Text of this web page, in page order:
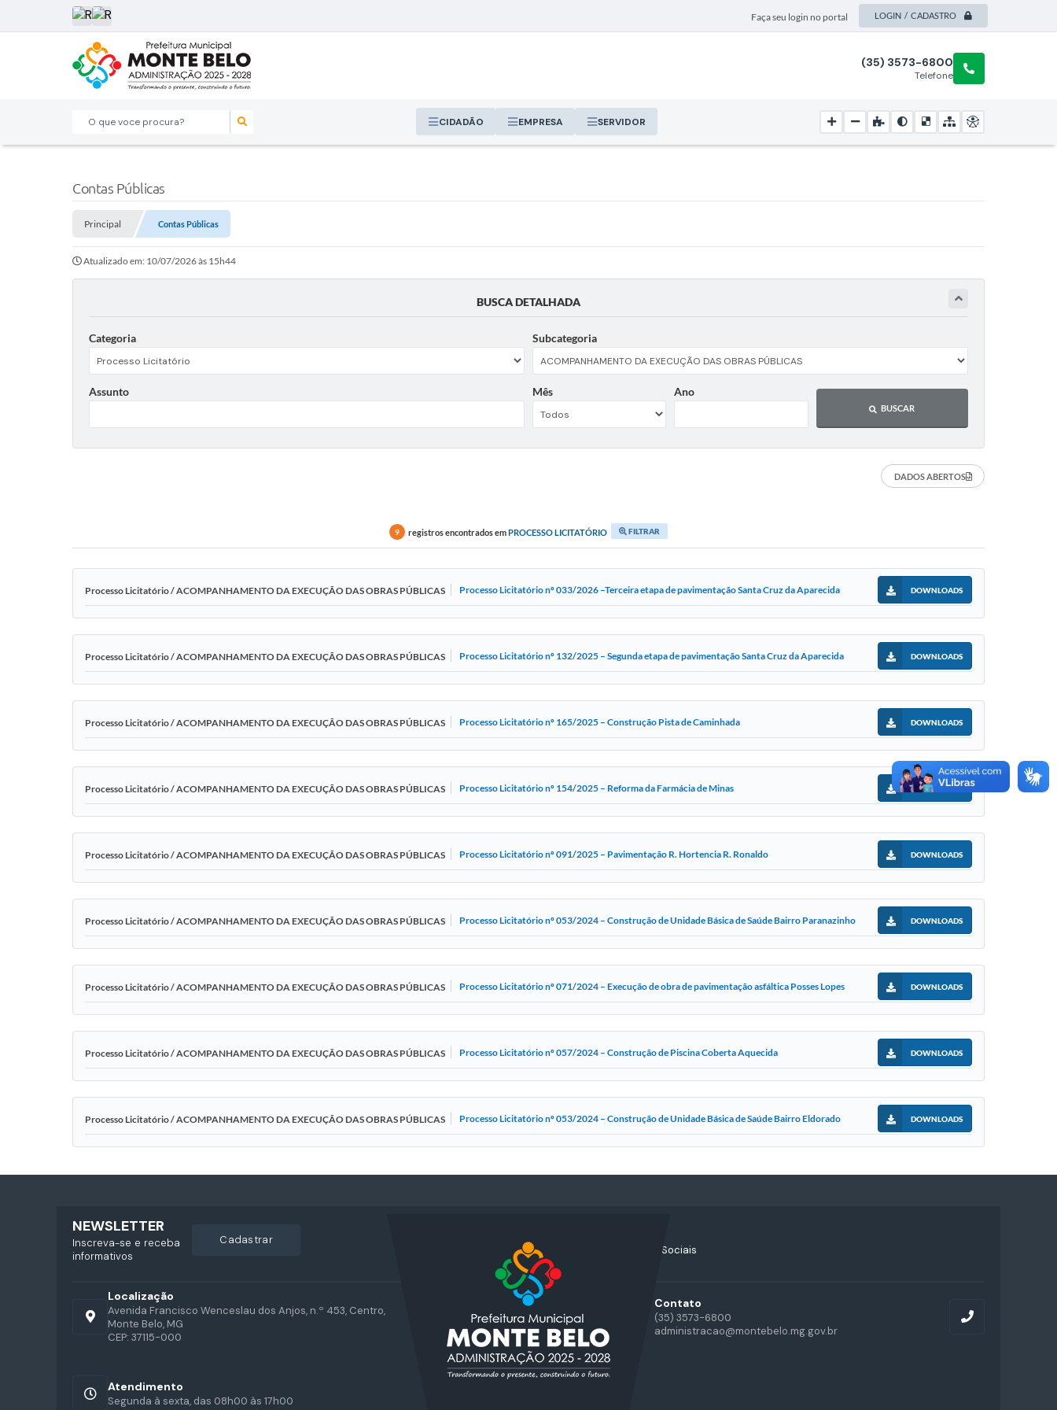
Faça seu login no portal LOGIN / CADASTRO
O que voce procura? CIDADÃO EMPRESA SERVIDOR
Telefone
(35) 3573-6800
Contas Públicas
Principal Contas Públicas
Atualizado em: 10/07/2026 às 15h44
BUSCA DETALHADA
Categoria Subcategoria
Assunto Mês Ano
BUSCAR
DADOS ABERTOS
9 registros encontrados emPROCESSO LICITATÓRIO FILTRAR
Processo Licitatório / ACOMPANHAMENTO DA EXECUÇÃO DAS OBRAS PÚBLICAS Processo Licitatório nº 033/2026 –Terceira etapa de pavimentação Santa Cruz da Aparecida DOWNLOADS
Processo Licitatório / ACOMPANHAMENTO DA EXECUÇÃO DAS OBRAS PÚBLICAS Processo Licitatório nº 132/2025 – Segunda etapa de pavimentação Santa Cruz da Aparecida DOWNLOADS
Processo Licitatório / ACOMPANHAMENTO DA EXECUÇÃO DAS OBRAS PÚBLICAS Processo Licitatório nº 165/2025 – Construção Pista de Caminhada DOWNLOADS
Processo Licitatório / ACOMPANHAMENTO DA EXECUÇÃO DAS OBRAS PÚBLICAS Processo Licitatório nº 154/2025 – Reforma da Farmácia de Minas DOWNLOADS
Processo Licitatório / ACOMPANHAMENTO DA EXECUÇÃO DAS OBRAS PÚBLICAS Processo Licitatório nº 091/2025 – Pavimentação R. Hortencia R. Ronaldo DOWNLOADS
Processo Licitatório / ACOMPANHAMENTO DA EXECUÇÃO DAS OBRAS PÚBLICAS Processo Licitatório nº 053/2024 – Construção de Unidade Básica de Saúde Bairro Paranazinho DOWNLOADS
Processo Licitatório / ACOMPANHAMENTO DA EXECUÇÃO DAS OBRAS PÚBLICAS Processo Licitatório nº 071/2024 – Execução de obra de pavimentação asfáltica Posses Lopes DOWNLOADS
Processo Licitatório / ACOMPANHAMENTO DA EXECUÇÃO DAS OBRAS PÚBLICAS Processo Licitatório nº 057/2024 – Construção de Piscina Coberta Aquecida DOWNLOADS
Processo Licitatório / ACOMPANHAMENTO DA EXECUÇÃO DAS OBRAS PÚBLICAS Processo Licitatório nº 053/2024 – Construção de Unidade Básica de Saúde Bairro Eldorado DOWNLOADS
Acompanhe nossas Redes Sociais
Localização
Avenida Francisco Wenceslau dos Anjos, n.º 453, Centro,
Monte Belo, MG
CEP: 37115-000
Contato
(35) 3573-6800
administracao@montebelo.mg.gov.br
Atendimento
Segunda à sexta, das 08h00 às 17h00
NEWSLETTER
Inscreva-se e receba
informativos
cadastrar